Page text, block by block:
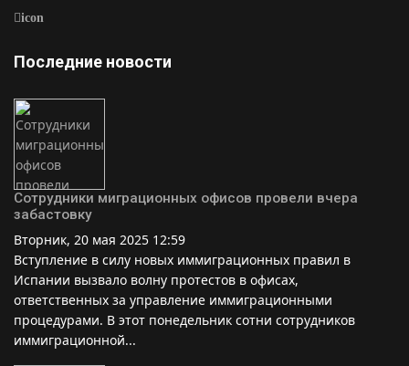
icon
Последние новости
Сотрудники миграционных офисов провели вчера
забастовку
Вторник, 20 мая 2025 12:59
Вступление в силу новых иммиграционных правил в
Испании вызвало волну протестов в офисах,
ответственных за управление иммиграционными
процедурами. В этот понедельник сотни сотрудников
иммиграционной...